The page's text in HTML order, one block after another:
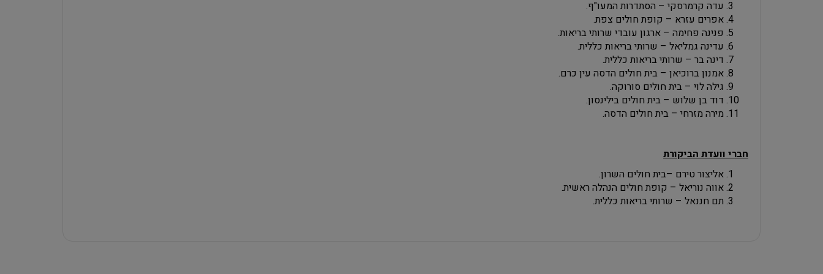
עדה קרמרסקי – הסתדרות המעו"ף.
אפרים עזרא – קופת חולים צפת.
פנינה פחימה – ארגון עובדי שרותי בריאות.
עדינה גמליאל – שרותי בריאות כללית.
דינה בר – שרותי בריאות כללית.
אמנון ברוכיאן – בית חולים הדסה עין כרם.
גילה לוי – בית חולים סורוקה.
דוד בן שלוש – בית חולים בילינסון.
מירה מזרחי – בית חולים הדסה.
חברי וועדת הביקורת
אליצור טירם –בית חולים השרון.
אווה נוריאל – קופת חולים הנהלה ראשית.
תם חננאל – שרותי בריאות כללית.